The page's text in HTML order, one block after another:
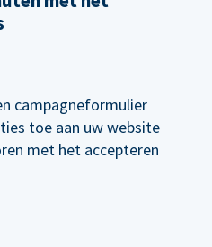
campagneformulier
toe aan uw website
met het accepteren